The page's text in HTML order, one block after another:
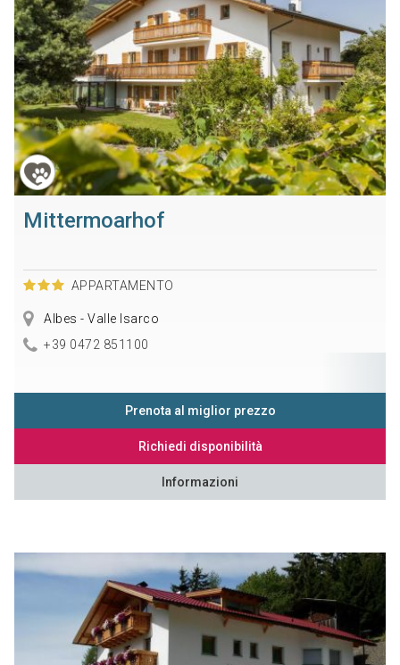
Mittermoarhof
APPARTAMENTO
Albes - Valle Isarco
+39 0472 851100
Prenota al miglior prezzo
Richiedi disponibilità
Informazioni